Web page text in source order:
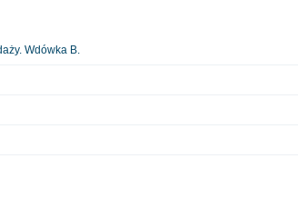
Wdówka B.